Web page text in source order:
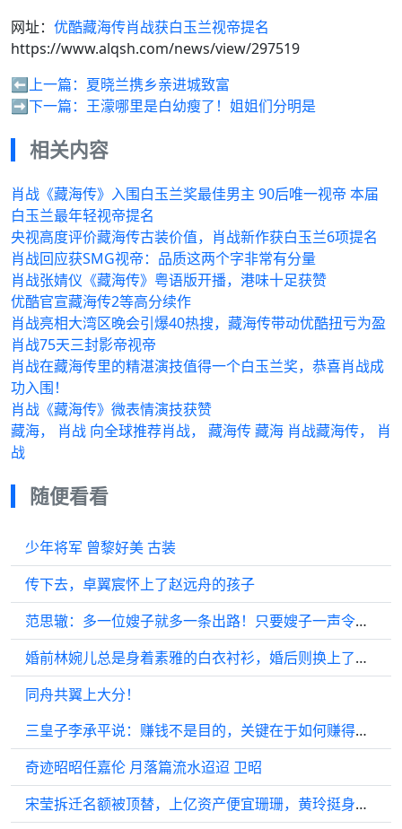
网址： 优酷藏海传肖战获白玉兰视帝提名
https://www.alqsh.com/news/view/297519
⬅️上一篇： 夏晓兰携乡亲进城致富
➡️下一篇： 王濛哪里是白幼瘦了！姐姐们分明是
相关内容
肖战《藏海传》入围白玉兰奖最佳男主 90后唯一视帝 本届
白玉兰最年轻视帝提名
央视高度评价藏海传古装价值，肖战新作获白玉兰6项提名
肖战回应获SMG视帝：品质这两个字非常有分量
肖战张婧仪《藏海传》粤语版开播，港味十足获赞
优酷官宣藏海传2等高分续作
肖战亮相大湾区晚会引爆40热搜，藏海传带动优酷扭亏为盈
肖战75天三封影帝视帝
肖战在藏海传里的精湛演技值得一个白玉兰奖，恭喜肖战成
功入围！
肖战《藏海传》微表情演技获赞
藏海， 肖战 向全球推荐肖战， 藏海传 藏海 肖战藏海传， 肖
战
随便看看
少年将军 曾黎好美 古装
传下去，卓翼宸怀上了赵远舟的孩子
范思辙：多一位嫂子就多一条出路！只要嫂子一声令下，北齐任我行！
婚前林婉儿总是身着素雅的白衣衬衫，婚后则换上了色彩斑斓的衣衫！
同舟共翼上大分！
三皇子李承平说：赚钱不是目的，关键在于如何赚得风生水起
奇迹昭昭任嘉伦 月落篇流水迢迢 卫昭
宋莹拆迁名额被顶替，上亿资产便宜珊珊，黄玲挺身而出